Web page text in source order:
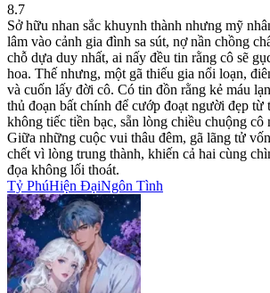
8.7
Sở hữu nhan sắc khuynh thành nhưng mỹ
lâm vào cảnh gia đình sa sút, nợ nần chồng
chỗ dựa duy nhất, ai nấy đều tin rằng cô sẽ
hoa. Thế nhưng, một gã thiếu gia nổi loạn,
và cuốn lấy đời cô. Có tin đồn rằng kẻ máu
thủ đoạn bất chính để cướp đoạt người đẹp từ
không tiếc tiền bạc, sẵn lòng chiều chuộng
Giữa những cuộc vui thâu đêm, gã lãng tử
chết vì lòng trung thành, khiến cả hai cùng
đọa không lối thoát.
Tỷ PhúHiện ĐạiNgôn Tình